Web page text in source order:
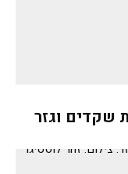
שקדים וגזר